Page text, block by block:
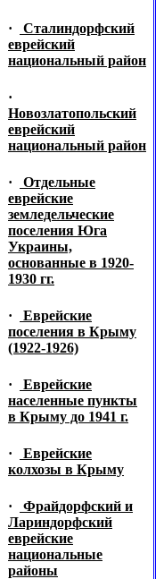
·
Сталиндорфский
еврейский
национальный район
·
Новозлатопольский
еврейский
национальный район
·
Отдельные
еврейские
земледельческие
поселения Юга
Украины,
основанные в 1920-
1930 гг.
·
Еврейские
поселения в Крыму
(1922-1926)
·
Еврейские
населенные пункты
в Крыму до 1941 г.
·
Еврейские
колхозы в Крыму
·
Фрайдорфский и
Лариндорфский
еврейские
национальные
районы